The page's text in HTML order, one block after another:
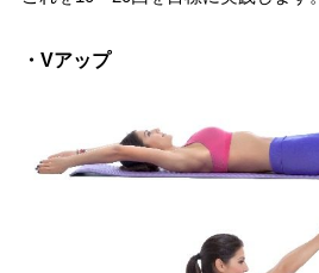
・Vアップ